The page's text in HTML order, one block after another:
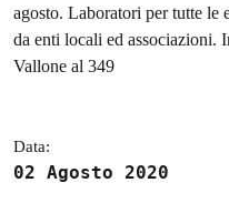
agosto. Laboratori per tutte le
da enti locali ed associazioni.
Vallone al 349
Data:
02 Agosto 2020